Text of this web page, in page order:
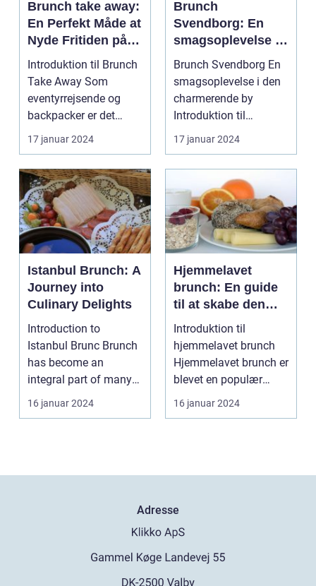
Brunch take away:
En Perfekt Måde at
Nyde Fritiden på
Farten
Introduktion til Brunch
Take Away Som
eventyrrejsende og
backpacker er det
almindeligt at være på
fa...
17 januar 2024
Brunch
Svendborg: En
smagsoplevelse i
den charmerende
Brunch Svendborg En
smagsoplevelse i den
charmerende by
Introduktion til
brunchkulturen i
Svendbo...
17 januar 2024
Istanbul Brunch: A
Journey into
Culinary Delights
Introduction to
Istanbul Brunc Brunch
has become an
integral part of many
people's weekends,
offerin...
16 januar 2024
Hjemmelavet
brunch: En guide
til at skabe den
perfekte
weekendmorgen
Introduktion til
hjemmelavet brunch
Hjemmelavet brunch er
blevet en populær
tradition for mange
men...
16 januar 2024
Adresse